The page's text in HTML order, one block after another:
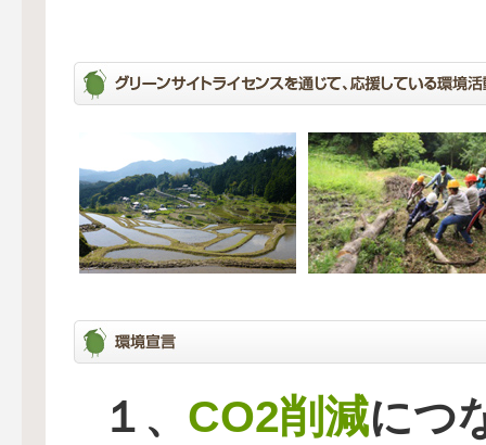
１、 CO2削減につ